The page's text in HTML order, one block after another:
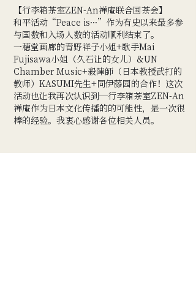
【行李箱茶室ZEN-An禅庵联合国茶会】
和平活动“Peace is···”作为有史以来最多参
与国数和入场人数的活动顺利结束了。
一穂堂画廊的青野祥子小姐+歌手Mai
Fujisawa小姐（久石让的女儿）&UN
Chamber Music+殺陣師（日本教授武打的
教师）KASUMI先生+同伊藤园的合作！这次
活动也让我再次认识到—行李箱茶室ZEN-An
禅庵作为日本文化传播的的可能性，是一次很
棒的经验。我衷心感谢各位相关人员。